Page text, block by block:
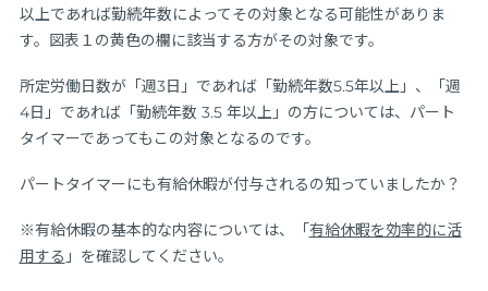
以上であれば勤続年数によってその対象となる可能性がありま
す。図表１の黄色の欄に該当する方がその対象です。
所定労働日数が「週3日」であれば「勤続年数5.5年以上」、「週
4日」であれば「勤続年数 3.5 年以上」の方については、パート
タイマーであってもこの対象となるのです。
パートタイマーにも有給休暇が付与されるの知っていましたか？
※有給休暇の基本的な内容については、「 有給休暇を効率的に活
用する 」を確認してください。